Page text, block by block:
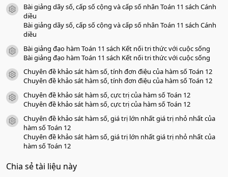
a
icon tài liệu
Bài giảng dãy số, cấp số cộng và cấp số nhân Toán 11 sách Cánh
diều
Bài giảng dãy số, cấp số cộng và cấp số nhân Toán 11 sách Cánh
diều
icon tài liệu
Bài giảng đạo hàm Toán 11 sách Kết nối tri thức với cuộc sống
Bài giảng đạo hàm Toán 11 sách Kết nối tri thức với cuộc sống
icon tài liệu
Chuyên đề khảo sát hàm số, tính đơn điệu của hàm số Toán 12
Chuyên đề khảo sát hàm số, tính đơn điệu của hàm số Toán 12
icon tài liệu
Chuyên đề khảo sát hàm số, cực trị của hàm số Toán 12
Chuyên đề khảo sát hàm số, cực trị của hàm số Toán 12
icon tài liệu
Chuyên đề khảo sát hàm số, giá trị lớn nhất giá trị nhỏ nhất của
hàm số Toán 12
Chuyên đề khảo sát hàm số, giá trị lớn nhất giá trị nhỏ nhất của
hàm số Toán 12
Chia sẻ tài liệu này